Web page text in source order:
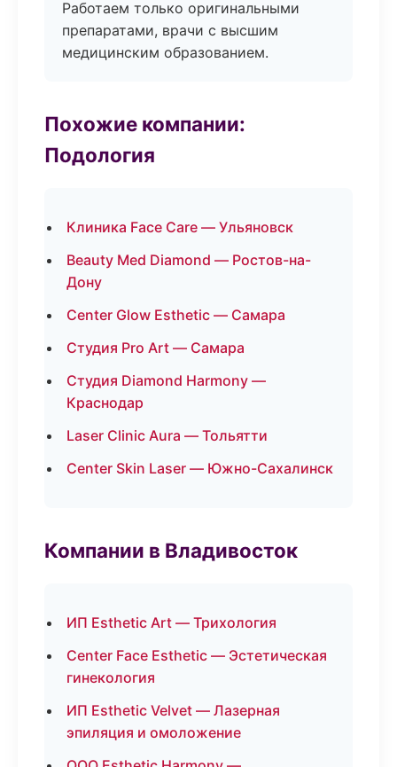
Работаем только оригинальными
препаратами, врачи с высшим
медицинским образованием.
Похожие компании:
Подология
Клиника Face Care — Ульяновск
Beauty Med Diamond — Ростов-на-
Дону
Center Glow Esthetic — Самара
Студия Pro Art — Самара
Студия Diamond Harmony —
Краснодар
Laser Clinic Aura — Тольятти
Center Skin Laser — Южно-Сахалинск
Компании в Владивосток
ИП Esthetic Art — Трихология
Center Face Esthetic — Эстетическая
гинекология
ИП Esthetic Velvet — Лазерная
эпиляция и омоложение